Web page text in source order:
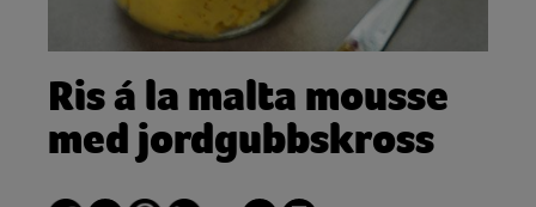
Ris á la malta mousse
med jordgubbskross